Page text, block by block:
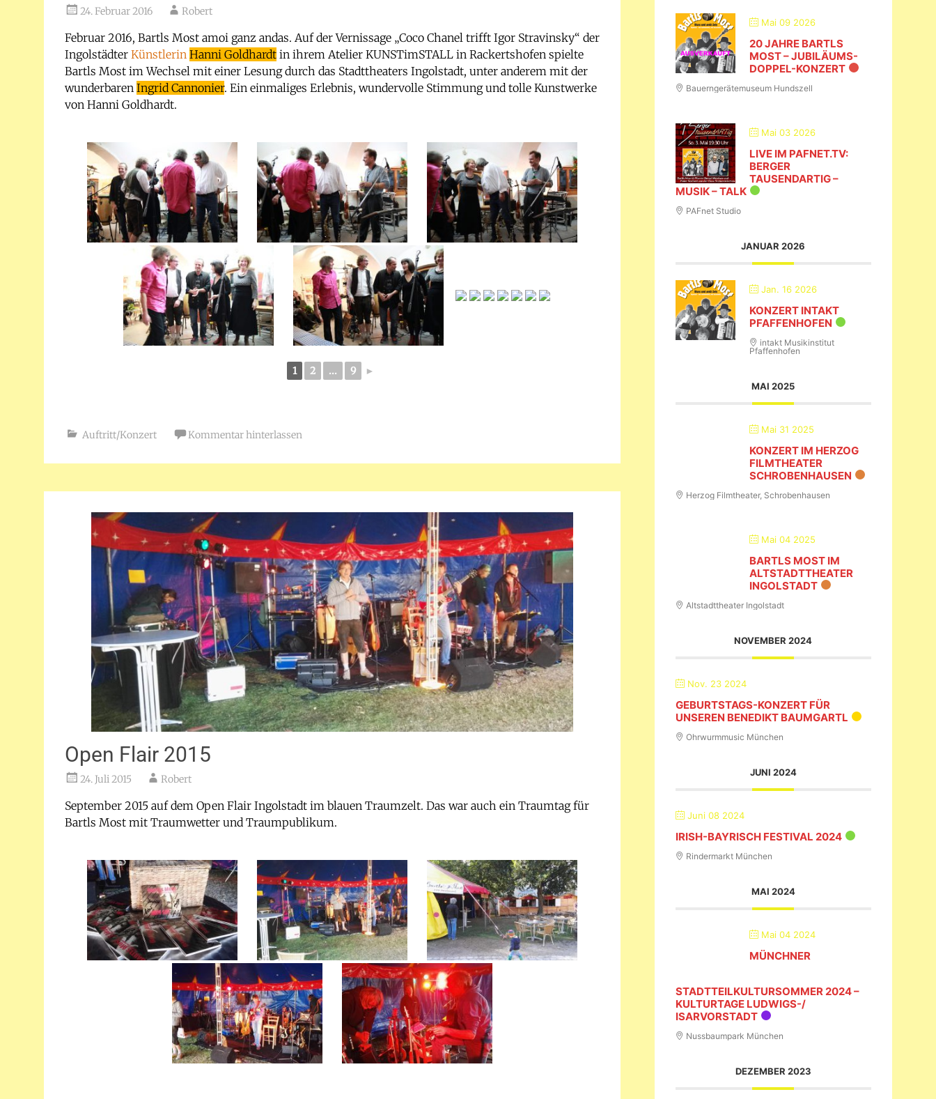
24. Februar 2016 Robert
Februar 2016, Bartls Most amoi ganz andas. Auf der Vernissage „Coco Chanel trifft Igor Stravinsky“ der
Ingolstädter Künstlerin Hanni Goldhardt in ihrem Atelier KUNSTimSTALL in Rackertshofen spielte
Bartls Most im Wechsel mit einer Lesung durch das Stadttheaters Ingolstadt, unter anderem mit der
wunderbaren Ingrid Cannonier. Ein einmaliges Erlebnis, wundervolle Stimmung und tolle Kunstwerke
von Hanni Goldhardt.
1 2 ... 9 ►
Auftritt/Konzert Kommentar hinterlassen
Open Flair 2015
24. Juli 2015 Robert
September 2015 auf dem Open Flair Ingolstadt im blauen Traumzelt. Das war auch ein Traumtag für
Bartls Most mit Traumwetter und Traumpublikum.
Mai 09 2026
20 JAHRE BARTLS
MOST – JUBILÄUMS-
DOPPEL-KONZERT
Bauerngerätemuseum Hundszell
Mai 03 2026
LIVE IM PAFNET.TV:
BERGER
TAUSENDARTIG –
MUSIK – TALK
PAFnet Studio
JANUAR 2026
Jan. 16 2026
KONZERT INTAKT
PFAFFENHOFEN
intakt Musikinstitut
Pfaffenhofen
MAI 2025
Mai 31 2025
KONZERT IM HERZOG
FILMTHEATER
SCHROBENHAUSEN
Herzog Filmtheater,
Mai 04 2025
BARTLS MOST IM
INGOLSTADT
Nov. 23 2024
GEBURTSTAGS-KONZERT FÜR
UNSEREN BENEDIKT BAUMGARTL
Juni 08 2024
IRISH-BAYRISCH FESTIVAL 2024
Mai 04 2024
STADTTEILKULTURSOMMER 2024 –
KULTURTAGE LUDWIGS-/
ISARVORSTADT
DEZEMBER 2023